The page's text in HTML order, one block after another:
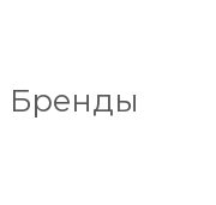
Бренды